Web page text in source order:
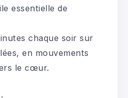
essentielle de
chaque soir sur
en mouvements
le cœur.